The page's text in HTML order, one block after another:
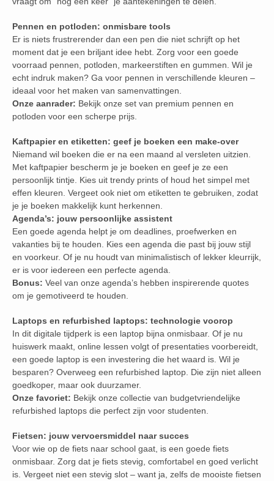
Pennen en potloden: onmisbare tools
Er is niets frustrerender dan een pen die niet schrijft op het
moment dat je een briljant idee hebt. Zorg voor een goede
voorraad pennen, potloden, markeerstiften en gummen. Wil je
echt indruk maken? Ga voor pennen in verschillende kleuren –
ideaal voor het maken van samenvattingen.
Onze aanrader: Bekijk onze set van premium pennen en
potloden voor een scherpe prijs.
Kaftpapier en etiketten: geef je boeken een make-over
Niemand wil boeken die er na een maand al versleten uitzien.
Met kaftpapier bescherm je je boeken en geef je ze een
persoonlijk tintje. Kies uit trendy prints of houd het simpel met
effen kleuren. Vergeet ook niet om etiketten te gebruiken, zodat
je je boeken makkelijk kunt herkennen.
Agenda’s: jouw persoonlijke assistent
Een goede agenda helpt je om deadlines, proefwerken en
vakanties bij te houden. Kies een agenda die past bij jouw stijl
en voorkeur. Of je nu houdt van minimalistisch of lekker kleurrijk,
er is voor iedereen een perfecte agenda.
Bonus: Veel van onze agenda’s hebben inspirerende quotes
om je gemotiveerd te houden.
Laptops en refurbished laptops: technologie voorop
In dit digitale tijdperk is een laptop bijna onmisbaar. Of je nu
huiswerk maakt, online lessen volgt of presentaties voorbereidt,
een goede laptop is een investering die het waard is. Wil je
besparen? Overweeg een refurbished laptop. Die zijn niet alleen
goedkoper, maar ook duurzamer.
Onze favoriet: Bekijk onze collectie van budgetvriendelijke
refurbished laptops die perfect zijn voor studenten.
Fietsen: jouw vervoersmiddel naar succes
Voor wie op de fiets naar school gaat, is een goede fiets
onmisbaar. Zorg dat je fiets stevig, comfortabel en goed verlicht
is. Vergeet niet een stevig slot – want ja, zelfs de mooiste fietsen